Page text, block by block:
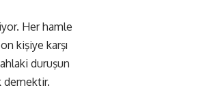
Her hamle
kişiye karşı
duruşun